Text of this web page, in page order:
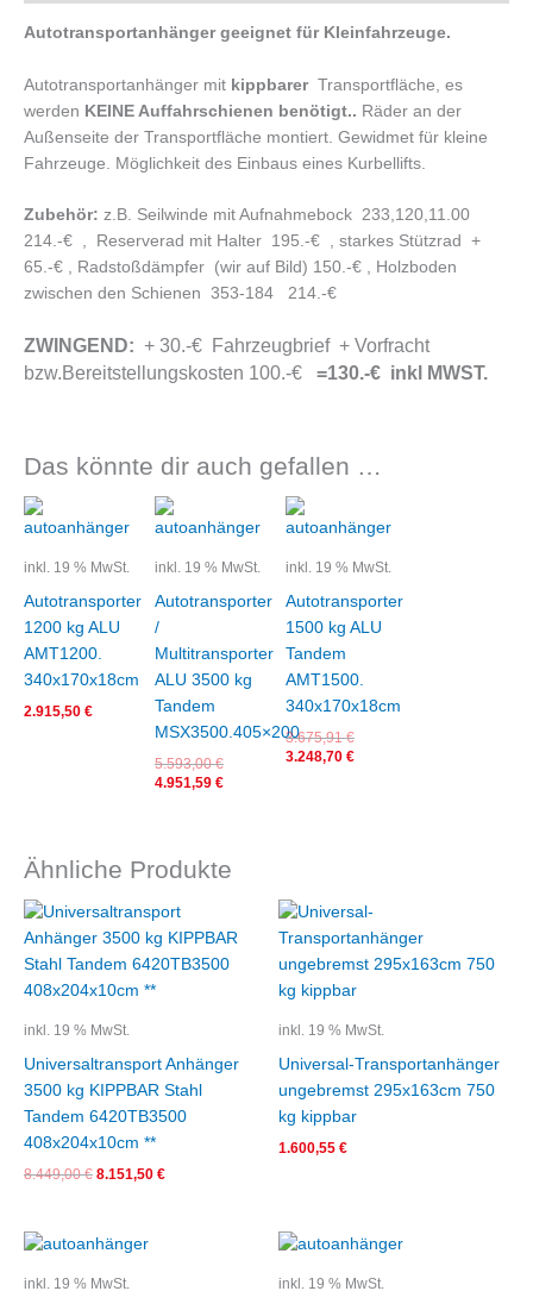
Autotransportanhänger geeignet für Kleinfahrzeuge.
Autotransportanhänger mit kippbarerTransportfläche, es
werden KEINE Auffahrschienen benötigt.. Räder an der
Außenseite der Transportfläche montiert. Gewidmet für kleine
Fahrzeuge. Möglichkeit des Einbaus eines Kurbellifts.
Zubehör: z.B. Seilwinde mit Aufnahmebock 233,120,11.00
214.-€ , Reserverad mit Halter 195.-€ , starkes Stützrad +
65.-€ , Radstoßdämpfer (wir auf Bild) 150.-€ , Holzboden
zwischen den Schienen 353-184 214.-€
ZWINGEND: + 30.-€ Fahrzeugbrief + Vorfracht
bzw.Bereitstellungskosten 100.-€ =130.-€ inkl MWST.
Das könnte dir auch gefallen …
inkl. 19 % MwSt.
Autotransporter
1200 kg ALU
AMT1200.
340x170x18cm
2.915,50 €
inkl. 19 % MwSt.
Autotransporter
/
Multitransporter
ALU 3500 kg
Tandem
MSX3500.405×200
5.593,00€
Ursprünglicher
Preis
5.593,00 €
4.951,59 €
Preis
4.951,59 €.inkl. 19 % MwSt.
Autotransporter
1500 kg ALU
Tandem
AMT1500.
340x170x18cm
3.675,91€
Preis
3.675,91 €
3.248,70 €
Preis
3.248,70 €.
Ähnliche Produkte
inkl. 19 % MwSt.
Universaltransport Anhänger
3500 kg KIPPBAR Stahl
Tandem 6420TB3500
408x204x10cm **
8.449,00€
Ursprünglicher
war:
8.449,00 €
8.151,50 €
Aktueller
ist:
8.151,50 €.
inkl. 19 % MwSt.
Universal-Transportanhänger
ungebremst 295x163cm 750
kg kippbar
1.600,55 €
inkl. 19 % MwSt. inkl. 19 % MwSt.
Ursprünglicher
war: